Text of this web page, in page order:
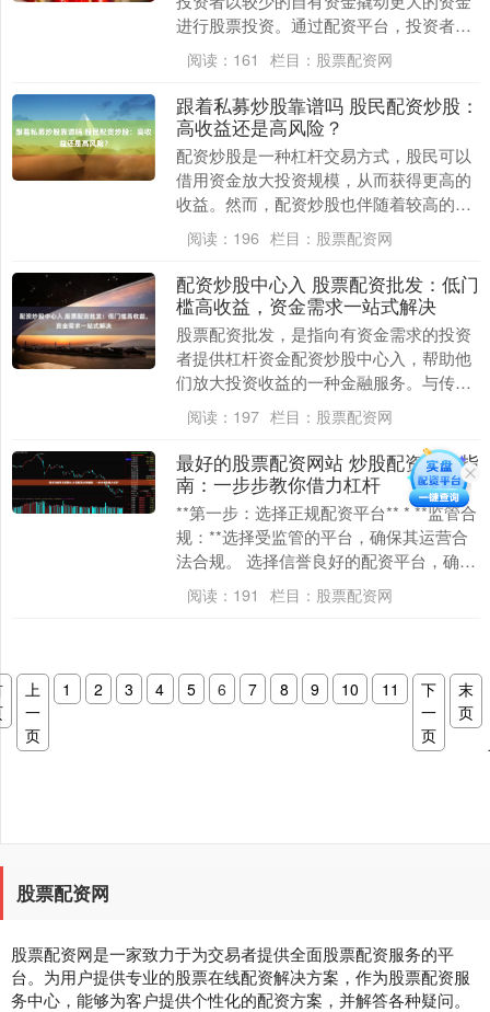
进行股票投资。通过配资平台，投资者可
以借入资金，将投资本金放大数倍，从而
获得更高的潜在收....
阅读： 161 栏目： 股票配资网
跟着私募炒股靠谱吗 股民配资炒股：
高收益还是高风险？
配资炒股是一种杠杆交易方式，股民可以
借用资金放大投资规模，从而获得更高的
收益。然而，配资炒股也伴随着较高的风
险。 **2. 中信期货**：国有背景，信誉度
高，提....
阅读： 196 栏目： 股票配资网
配资炒股中心入 股票配资批发：低门
槛高收益，资金需求一站式解决
股票配资批发，是指向有资金需求的投资
者提供杠杆资金配资炒股中心入，帮助他
们放大投资收益的一种金融服务。与传统
融资方式相比，股票配资批发具有以下优
势： 1. 雪盈....
阅读： 197 栏目： 股票配资网
最好的股票配资网站 炒股配资操作指
南：一步步教你借力杠杆
**第一步：选择正规配资平台** * **监管合
规：**选择受监管的平台，确保其运营合
法合规。 选择信誉良好的配资平台，确保
资金安全。 **第二：了解配资规则*....
阅读： 191 栏目： 股票配资网
上
一
页
1 2 3 4 5 6 7 8 9 10 11
下
一
页
末
页
股票配资网
股票配资网是一家致力于为交易者提供全面股票配资服务的平
台。为用户提供专业的股票在线配资解决方案，作为股票配资服
务中心，能够为客户提供个性化的配资方案，并解答各种疑问。